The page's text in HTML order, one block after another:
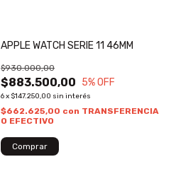
APPLE WATCH SERIE 11 46MM
$883.500,00
$930.000,00
5% OFF
6x $147.250,00 sin interés
$662.625,00 con TRANSFERENCIA
O EFECTIVO